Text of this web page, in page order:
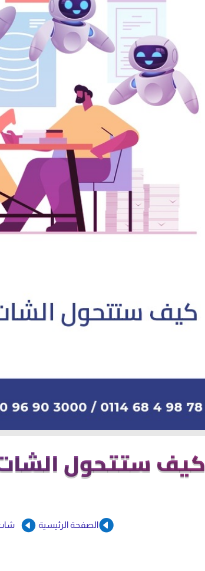
كيف ستتحول الشات
الصفحة الرئيسية 